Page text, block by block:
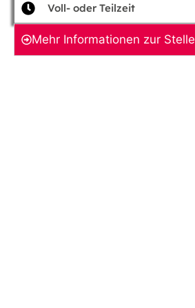
Voll- oder Teilzeit
Mehr Informationen zur Stelle